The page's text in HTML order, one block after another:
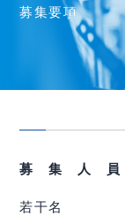
募集要項
募 集 人 員
若干名